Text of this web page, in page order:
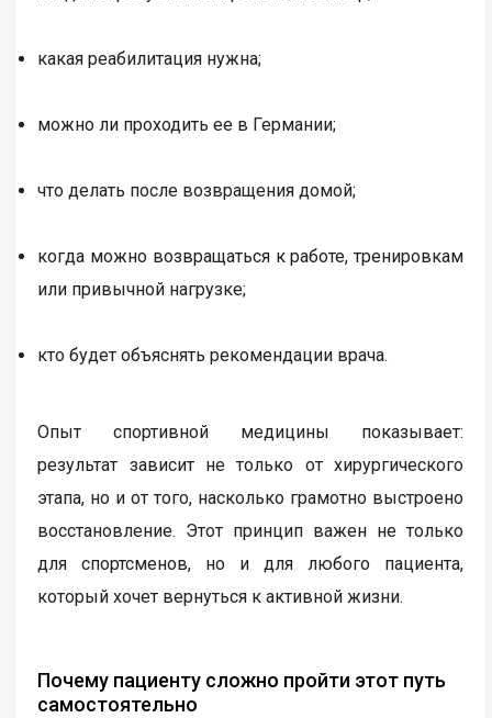
какая реабилитация нужна;
можно ли проходить ее в Германии;
что делать после возвращения домой;
когда можно возвращаться к работе, тренировкам
или привычной нагрузке;
кто будет объяснять рекомендации врача.
Опыт спортивной медицины показывает:
результат зависит не только от хирургического
этапа, но и от того, насколько грамотно выстроено
восстановление. Этот принцип важен не только
для спортсменов, но и для любого пациента,
который хочет вернуться к активной жизни.
Почему пациенту сложно пройти этот путь
самостоятельно